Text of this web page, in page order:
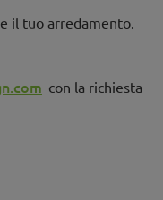
il tuo arredamento.
con la richiesta